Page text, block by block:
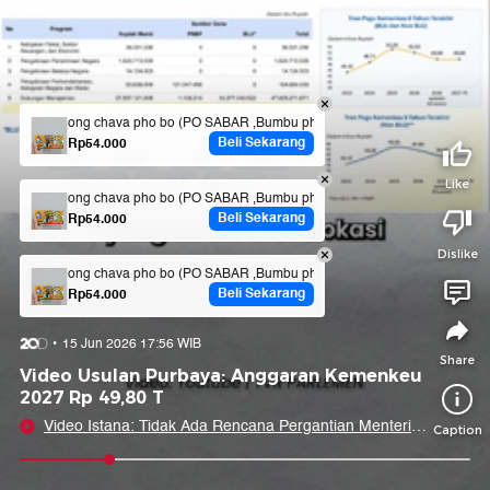
Like
Dislike
Share
Caption
ong chava pho bo (PO SABAR ,Bumbu pho bo )
Rp54.000 Beli Sekarang
ong chava pho bo (PO SABAR ,Bumbu pho bo )
Rp54.000 Beli Sekarang
ong chava pho bo (PO SABAR ,Bumbu pho bo )
Rp54.000 Beli Sekarang
15 Jun 2026 17:56 WIB
Video Usulan Purbaya: Anggaran Kemenkeu
2027 Rp 49,80 T
Video Istana: Tidak Ada Rencana Pergantian Menteri
Share to
Facebook X Whatsapp
Suka video ini?
Login untuk menyampaikan pendapat.
Masuk
Tidak suka video ini?
Login untuk menyampaikan pendapat.
Masuk